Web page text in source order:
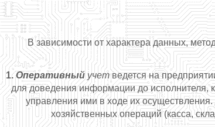
В зависимости от характера данных,
1.Оперативный учетведется на
для доведения информации до исполнителя,
управления ими в ходе их
хозяйственных операций (касса,